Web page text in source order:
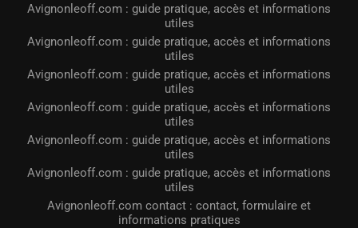
Avignonleoff.com : guide pratique, accès et informations
utiles
Avignonleoff.com : guide pratique, accès et informations
utiles
Avignonleoff.com : guide pratique, accès et informations
utiles
Avignonleoff.com : guide pratique, accès et informations
utiles
Avignonleoff.com : guide pratique, accès et informations
utiles
Avignonleoff.com : guide pratique, accès et informations
utiles
Avignonleoff.com contact : contact, formulaire et
informations pratiques